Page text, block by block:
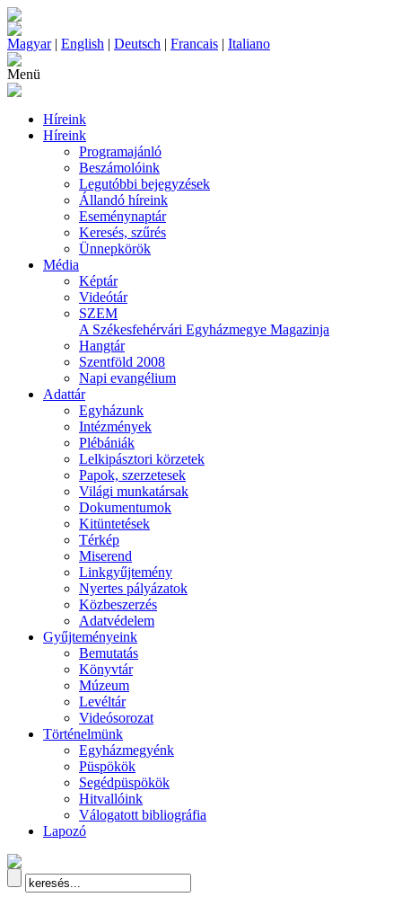
Magyar| English | Deutsch | Francais | Italiano
Menü
Híreink
Híreink
Programajánló
Beszámolóink
Legutóbbi bejegyzések
Állandó híreink
Eseménynaptár
Keresés, szűrés
Ünnepkörök
Média
Képtár
Videótár
SZEM
A Székesfehérvári Egyházmegye Magazinja
Hangtár
Szentföld 2008
Napi evangélium
Adattár
Egyházunk
Intézmények
Plébániák
Lelkipásztori körzetek
Papok, szerzetesek
Világi munkatársak
Dokumentumok
Kitüntetések
Térkép
Miserend
Linkgyűjtemény
Nyertes pályázatok
Közbeszerzés
Adatvédelem
Gyűjteményeink
Bemutatás
Könyvtár
Múzeum
Levéltár
Videósorozat
Történelmünk
Egyházmegyénk
Püspökök
Segédpüspökök
Hitvallóink
Válogatott bibliográfia
Lapozó